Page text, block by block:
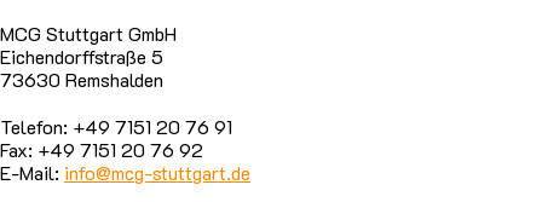
MCG Stuttgart GmbH
Eichendorffstraße 5
73630 Remshalden
Telefon: +49 7151 20 76 91
Fax: +49 7151 20 76 92
E-Mail: info@mcg-stuttgart.de